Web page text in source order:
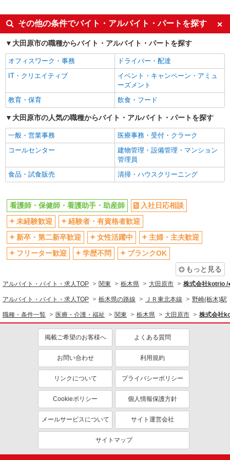
同じ特徴から野崎(栃木)駅の求人を探す
入社日応相談
未経験歓迎
経験者・有資格者歓迎
新卒・第二新卒歓迎
女性活躍中
主婦・主夫歓迎
学歴不問
ブランクOK
ミドル（40代～）活躍中
エルダー（50代～）活躍中
シニア（60代～）活躍中
高収入・高額
ボーナス・賞与あり
昇給あり
完全週休2日制
禁煙・分煙
駅直結・駅チカ
車通勤OK
残業少なめ（月20h未満）
交通費支給
社会保険あり
産休・育休取得実績あり
退職金・財形貯蓄制度あり
各種手当（家族・役職・インセン
ティブなど）あり
制服貸与
研修制度あり
同じ職種から求人を探す
看護師・保健師・看護助手・助産師
同じ特徴から求人を探す
ミドル（40代～）活躍中
ボーナス・賞与あり
交通費支給
社会保険あり
産休・育休取得実績あり
その他の条件でバイト・アルバイト・パートを探す
大田原市の職種からバイト・アルバイト・パートを探す
オフィスワーク・事務
ドライバー・配達
IT・クリエイティブ
イベント・キャンペーン・アミュ
ーズメント
教育・保育
飲食・フード
大田原市の人気の職種からバイト・アルバイト・パートを探す
一般・営業事務
医療事務・受付・クラーク
コールセンター
建物管理・設備管理・マンション
管理員
食品・試食販売
清掃・ハウスクリーニング
看護師・保健師・看護助手・助産師
入社日応相談
未経験歓迎
経験者・有資格者歓迎
新卒・第二新卒歓迎
女性活躍中
主婦・主夫歓迎
フリーター歓迎
学歴不問
ブランクOK
もっと見る
アルバイト・バイト・求人TOP 関東 栃木県 大田原市 株式会社kotrio /
アルバイト・バイト・求人TOP 栃木県の路線 ＪＲ東北本線 野崎(栃木)駅
職種・条件一覧 医療・介護・福祉 関東 栃木県 大田原市 株式会社
掲載ご希望のお客様へ よくある質問
お問い合わせ 利用規約
リンクについて プライバシーポリシー
Cookieポリシー 個人情報保護方針
メールサービスについて サイト運営会社
サイトマップ